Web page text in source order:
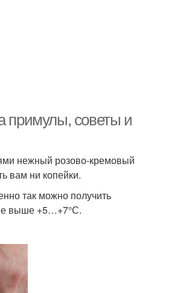
примулы, советы и
нежный розово-кремовый
вам ни копейки.
так можно получить
выше +5…+7°С.